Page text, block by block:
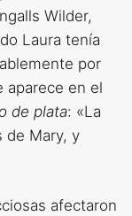
Wilder,
Laura tenía
por
aparece en el
de plata: «La
de Mary, y
afectaron